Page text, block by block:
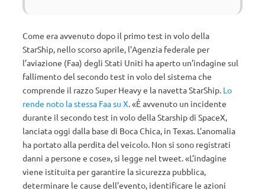
Come era avvenuto dopo il primo test in volo della
StarShip, nello scorso aprile, l’Agenzia federale per
l’aviazione (Faa) degli Stati Uniti ha aperto un’indagine sul
fallimento del secondo test in volo del sistema che
comprende il razzo Super Heavy e la navetta StarShip. Lo
rende noto la stessa Faa su X. «È avvenuto un incidente
durante il secondo test in volo della Starship di SpaceX,
lanciata oggi dalla base di Boca Chica, in Texas. L’anomalia
ha portato alla perdita del veicolo. Non si sono registrati
danni a persone e cose», si legge nel tweet. «L’indagine
viene istituita per garantire la sicurezza pubblica,
determinare le cause dell’evento, identificare le azioni